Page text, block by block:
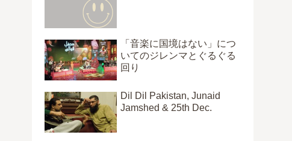
「音楽に国境はない」につ
いてのジレンマとぐるぐる
回り
Dil Dil Pakistan, Junaid
Jamshed & 25th Dec.